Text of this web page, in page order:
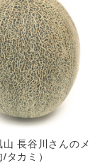
山 長谷川さんのメ
タカミ）